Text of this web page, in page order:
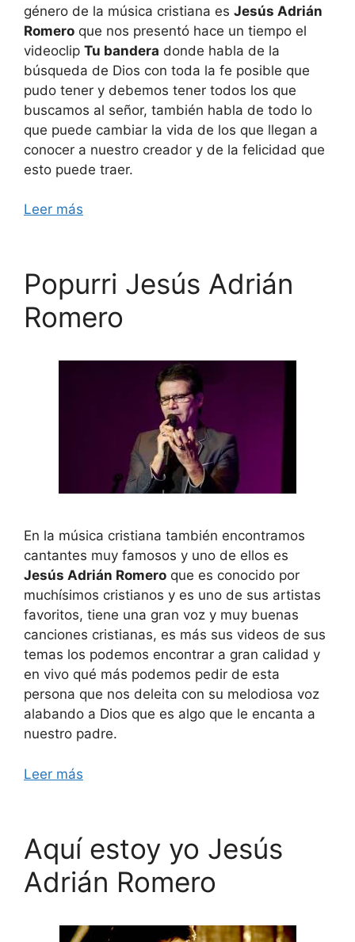
género de la música cristiana es Jesús Adrián
Romero que nos presentó hace un tiempo el
videoclip Tu bandera donde habla de la
búsqueda de Dios con toda la fe posible que
pudo tener y debemos tener todos los que
buscamos al señor, también habla de todo lo
que puede cambiar la vida de los que llegan a
conocer a nuestro creador y de la felicidad que
esto puede traer.
Leer más
Popurri Jesús Adrián
Romero
En la música cristiana también encontramos
cantantes muy famosos y uno de ellos es
Jesús Adrián Romero que es conocido por
muchísimos cristianos y es uno de sus artistas
favoritos, tiene una gran voz y muy buenas
canciones cristianas, es más sus videos de sus
temas los podemos encontrar a gran calidad y
en vivo qué más podemos pedir de esta
persona que nos deleita con su melodiosa voz
alabando a Dios que es algo que le encanta a
nuestro padre.
Leer más
Aquí estoy yo Jesús
Adrián Romero